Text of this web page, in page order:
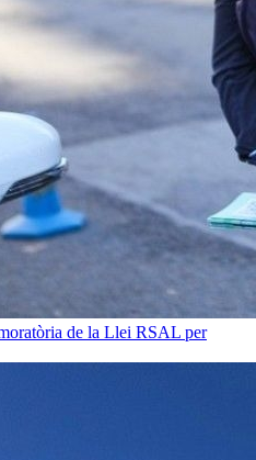
de la Llei RSAL per